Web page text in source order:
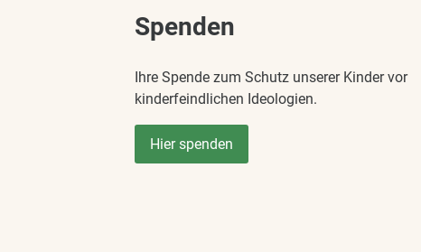
Spenden
Ihre Spende zum Schutz unserer Kinder vor
kinderfeindlichen Ideologien.
Hier spenden